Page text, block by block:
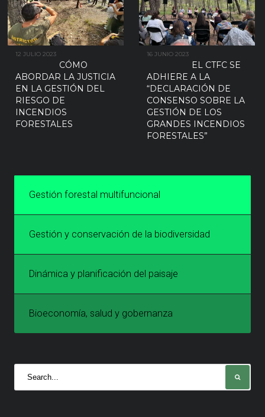
12 JULIO 2023
CÓMO
ABORDAR LA JUSTICIA
EN LA GESTIÓN DEL
RIESGO DE
INCENDIOS
FORESTALES
16 JUNIO 2023
EL CTFC SE
ADHIERE A LA
“DECLARACIÓN DE
CONSENSO SOBRE LA
GESTIÓN DE LOS
GRANDES INCENDIOS
FORESTALES”
Gestión forestal multifuncional
Gestión y conservación de la biodiversidad
Dinámica y planificación del paisaje
Bioeconomía, salud y gobernanza